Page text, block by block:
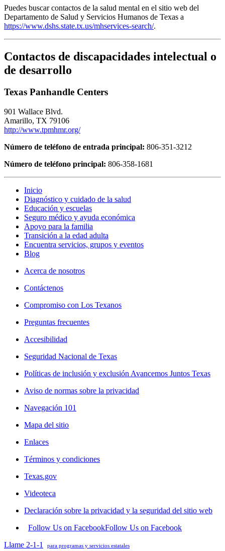
Puedes buscar contactos de la salud mental en el sitio web del
Departamento de Salud y Servicios Humanos de Texas a
https://www.dshs.state.tx.us/mhservices-search/.
Contactos de discapacidades intelectual o
de desarrollo
Texas Panhandle Centers
901 Wallace Blvd.
Amarillo, TX 79106
http://www.tpmhmr.org/
Número de teléfono de entrada principal: 806-351-3212
Número de teléfono principal: 806-358-1681
Inicio
Diagnóstico y cuidado de la salud
Educación y escuelas
Seguro médico y ayuda económica
Apoyo para la familia
Transición a la edad adulta
Encuentra servicios, grupos y eventos
Blog
Acerca de nosotros
Contáctenos
Compromiso con Los Texanos
Preguntas frecuentes
Accesibilidad
Seguridad Nacional de Texas
Políticas de inclusión y exclusión Avancemos Juntos Texas
Aviso de normas sobre la privacidad
Navegación 101
Mapa del sitio
Enlaces
Términos y condiciones
Texas.gov
Videoteca
Declaración sobre la privacidad y la seguridad del sitio web
Follow Us on FacebookFollow Us on Facebook
Llame 2-1-1
para programas y servicios estatales